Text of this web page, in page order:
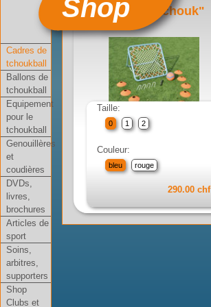
Shop
Cadres de
tchoukball
Ballons de
tchoukball
Equipement
pour le
tchoukball
Genouillères
et
coudières
DVDs,
livres,
brochures
Articles de
sport
Soins,
arbitres,
supporters
Shop
Clubs et
Set "Mini tchouk"
Réf: 01-002-04
Taille:
0 1 2
Couleur:
bleu rouge
290.00 chf